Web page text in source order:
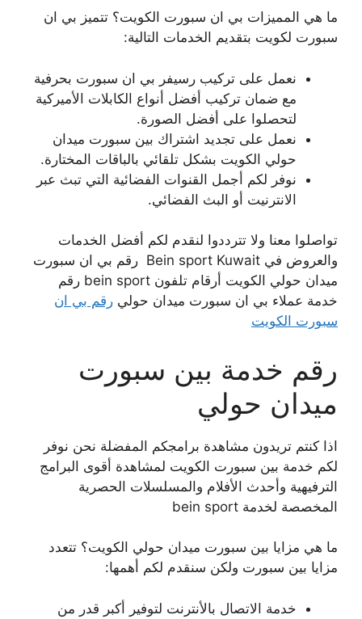
ما هي المميزات بي ان سبورت الكويت؟ تتميز بي ان
سبورت لكويت بتقديم الخدمات التالية:
نعمل على تركيب رسيفر بي ان سبورت بحرفية
مع ضمان تركيب أفضل أنواع الكابلات الأميركية
لتحصلوا على أفضل الصورة.
نعمل على تجديد اشتراك بين سبورت ميدان
حولي الكويت بشكل تلقائي بالباقات المختارة.
نوفر لكم أجمل القنوات الفضائية التي تبث عبر
الانترنيت أو البث الفضائي.
تواصلوا معنا ولا تترددوا لنقدم لكم أفضل الخدمات
والعروض في Bein sport Kuwait رقم بي ان سبورت
ميدان حولي الكويت أرقام تلفون bein sport رقم
خدمة عملاء بي ان سبورت ميدان حولي رقم بي ان
سبورت الكويت
رقم خدمة بين سبورت
ميدان حولي
اذا كنتم تريدون مشاهدة برامجكم المفضلة نحن نوفر
لكم خدمة بين سبورت الكويت لمشاهدة أقوى البرامج
الترفيهية وأحدث الأفلام والمسلسلات الحصرية
المخصصة لخدمة bein sport
ما هي مزايا بين سبورت ميدان حولي الكويت؟ تتعدد
مزايا بين سبورت ولكن سنقدم لكم أهمها:
خدمة الاتصال بالأنترنت لتوفير أكبر قدر من